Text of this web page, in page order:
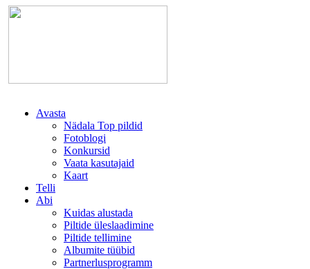
Avasta
Nädala Top pildid
Fotoblogi
Konkursid
Vaata kasutajaid
Kaart
Telli
Abi
Kuidas alustada
Piltide üleslaadimine
Piltide tellimine
Albumite tüübid
Partnerlusprogramm